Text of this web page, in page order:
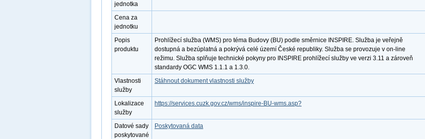
jednotka
Cena za
jednotku
Popis
produktu
Prohlížecí služba (WMS) pro téma Budovy (BU) podle směrnice INSPIRE. Služba je veřejně
dostupná a bezúplatná a pokrývá celé území České republiky. Služba se provozuje v on-line
režimu. Služba splňuje technické pokyny pro INSPIRE prohlížecí služby ve verzi 3.11 a zároveň
standardy OGC WMS 1.1.1 a 1.3.0.
Vlastnosti
služby
Stáhnout dokument vlastnosti služby
Lokalizace
služby
https://services.cuzk.gov.cz/wms/inspire-BU-wms.asp?
Datové sady
poskytované
Poskytovaná data